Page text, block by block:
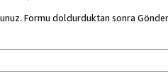
Formu doldurduktan sonra Gönder